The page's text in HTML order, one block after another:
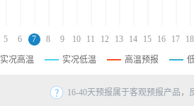
5 6 7 8 9 10 11 12 13 14 15 16 17 18
实况高温 实况低温 高温预报
16-40天预报属于客观预报产品